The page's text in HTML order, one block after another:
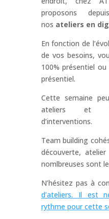
proposons
nos ateliers en
En fonction de
de vos besoins,
100% présentiel
présentiel.
Cette semaine
ateliers et
d’interventions.
Team building
découverte,
nomlbreuses sont
N’hésitez pas à
d’ateliers. Il est
rythme pour cette